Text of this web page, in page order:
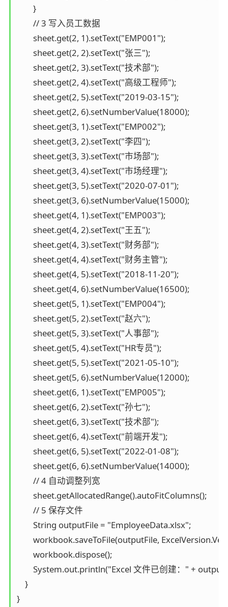
        }
        // 3 写入员工数据
        sheet.get(2, 1).setText("EMP001");
        sheet.get(2, 2).setText("张三");
        sheet.get(2, 3).setText("技术部");
        sheet.get(2, 4).setText("高级工程师");
        sheet.get(2, 5).setText("2019-03-15");
        sheet.get(2, 6).setNumberValue(18000);
        sheet.get(3, 1).setText("EMP002");
        sheet.get(3, 2).setText("李四");
        sheet.get(3, 3).setText("市场部");
        sheet.get(3, 4).setText("市场经理");
        sheet.get(3, 5).setText("2020-07-01");
        sheet.get(3, 6).setNumberValue(15000);
        sheet.get(4, 1).setText("EMP003");
        sheet.get(4, 2).setText("王五");
        sheet.get(4, 3).setText("财务部");
        sheet.get(4, 4).setText("财务主管");
        sheet.get(4, 5).setText("2018-11-20");
        sheet.get(4, 6).setNumberValue(16500);
        sheet.get(5, 1).setText("EMP004");
        sheet.get(5, 2).setText("赵六");
        sheet.get(5, 3).setText("人事部");
        sheet.get(5, 4).setText("HR专员");
        sheet.get(5, 5).setText("2021-05-10");
        sheet.get(5, 6).setNumberValue(12000);
        sheet.get(6, 1).setText("EMP005");
        sheet.get(6, 2).setText("孙七");
        sheet.get(6, 3).setText("技术部");
        sheet.get(6, 4).setText("前端开发");
        sheet.get(6, 5).setText("2022-01-08");
        sheet.get(6, 6).setNumberValue(14000);
        // 4 自动调整列宽
        sheet.getAllocatedRange().autoFitColumns();
        // 5 保存文件
        String outputFile = "EmployeeData.xlsx";
workbook.saveToFile(outputFile,
        workbook.dispose();
System.out.println("Excel 文件已创建：" +
    }
}